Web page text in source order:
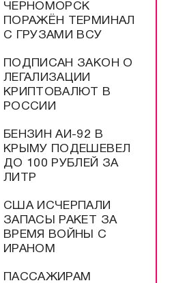
ЧЕРНОМОРСК
ПОРАЖЁН ТЕРМИНАЛ
С ГРУЗАМИ ВСУ
ПОДПИСАН ЗАКОН О
ЛЕГАЛИЗАЦИИ
КРИПТОВАЛЮТ В
РОССИИ
БЕНЗИН АИ-92 В
КРЫМУ ПОДЕШЕВЕЛ
ДО 100 РУБЛЕЙ ЗА
ЛИТР
США ИСЧЕРПАЛИ
ЗАПАСЫ РАКЕТ ЗА
ВРЕМЯ ВОЙНЫ С
ИРАНОМ
ПАССАЖИРАМ